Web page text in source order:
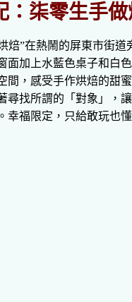
：柒零生手做
焙”在熱鬧的屏東市街
面加上水藍色桌子和白
間，感受手作烘焙的甜
尋找所謂的「對象」，
幸福限定，只給敢玩也懂